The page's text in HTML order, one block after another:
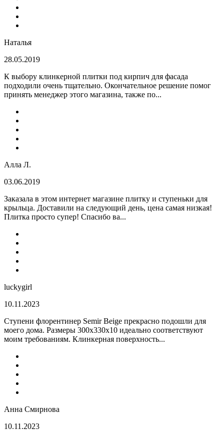
Наталья
28.05.2019
К выбору клинкерной плитки под кирпич для фасада
подходили очень тщательно. Окончательное решение помог
принять менеджер этого магазина, также по...
Алла Л.
03.06.2019
Заказала в этом интернет магазине плитку и ступеньки для
крыльца. Доставили на следующий день, цена самая низкая!
Плитка просто супер! Спасибо ва...
luckygirl
10.11.2023
Ступени флорентинер Semir Beige прекрасно подошли для
моего дома. Размеры 300х330х10 идеально соответствуют
моим требованиям. Клинкерная поверхность...
Анна Смирнова
10.11.2023